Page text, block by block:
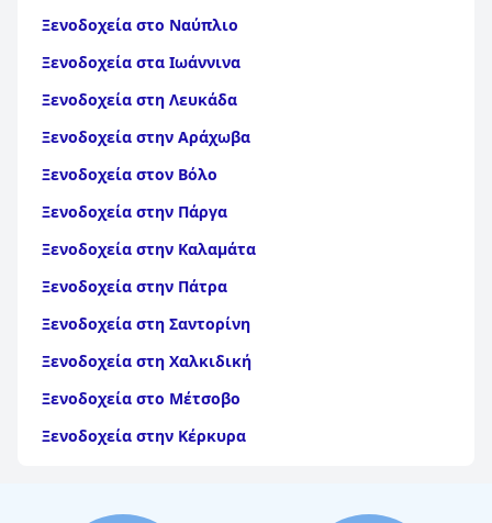
Ξενοδοχεία στο Ναύπλιο
Ξενοδοχεία στα Ιωάννινα
Ξενοδοχεία στη Λευκάδα
Ξενοδοχεία στην Αράχωβα
Ξενοδοχεία στον Βόλο
Ξενοδοχεία στην Πάργα
Ξενοδοχεία στην Καλαμάτα
Ξενοδοχεία στην Πάτρα
Ξενοδοχεία στη Σαντορίνη
Ξενοδοχεία στη Χαλκιδική
Ξενοδοχεία στο Μέτσοβο
Ξενοδοχεία στην Κέρκυρα
Ξενοδοχεία στην Αίγινα